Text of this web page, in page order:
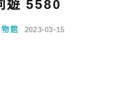
遊 5580
館 2023-03-15